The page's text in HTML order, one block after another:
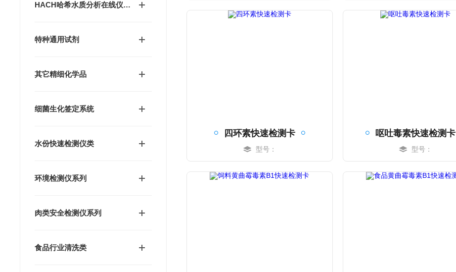
HACH哈希水质分析在线仪器试剂及配件
特种通用试剂
其它精细化学品
细菌生化签定系统
水份快速检测仪类
环境检测仪系列
肉类安全检测仪系列
食品行业清洗类
四环素快速检测卡
型号：
呕吐毒素快速检测卡
型号：